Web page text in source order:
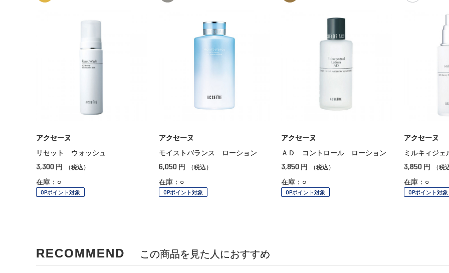
アクセーヌ
リセット ウォッシュ
3,300 円 （税込）
在庫：○
OPポイント対象
アクセーヌ
モイストバランス ローション
6,050 円 （税込）
在庫：○
OPポイント対象
アクセーヌ
ＡＤ コントロール ローション
3,850 円 （税込）
在庫：○
OPポイント対象
アクセーヌ
ミルキィジ
3,850 円 （税
在庫：○
OPポイント対象
RECOMMEND この商品を見た人におすすめ